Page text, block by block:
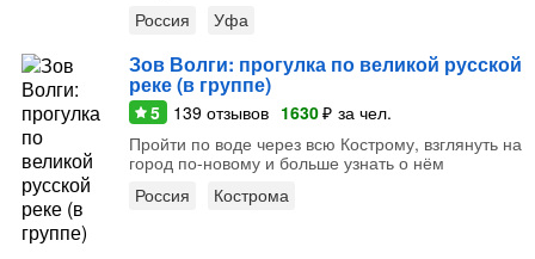
Россия
Уфа
Зов Волги: прогулка по великой русской
реке (в группе)
5 139 отзывов 1630₽ за чел.
Пройти по воде через всю Кострому, взглянуть на
город по-новому и больше узнать о нём
Россия
Кострома